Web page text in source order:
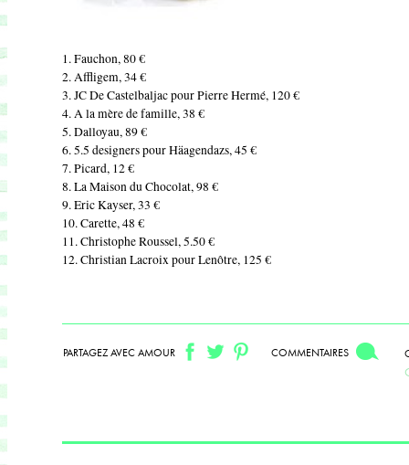
1. Fauchon, 80 €
2. Affligem, 34 €
3. JC De Castelbaljac pour Pierre Hermé, 120€
4. A la mère de famille, 38 €
5. Dalloyau, 89 €
6. 5.5 designers pour Häagendazs,45 €
7. Picard, 12 €
8. La Maison du Chocolat, 98 €
9. Eric Kayser, 33 €
10. Carette, 48 €
11. Christophe Roussel, 5.50€
12. Christian Lacroix pour Lenôtre, 125 €
PARTAGEZ AVEC AMOUR COMMENTAIRES